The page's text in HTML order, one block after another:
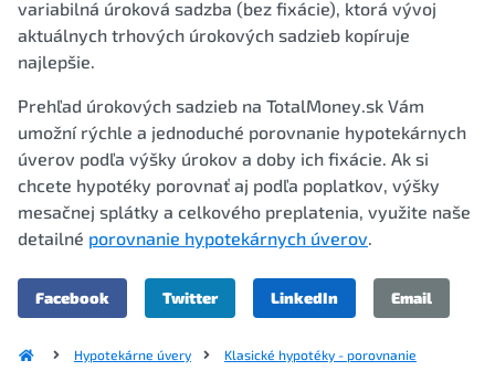
variabilná úroková sadzba (bez fixácie), ktorá vývoj
aktuálnych trhových úrokových sadzieb kopíruje
najlepšie.
Prehľad úrokových sadzieb na TotalMoney.sk Vám
umožní rýchle a jednoduché porovnanie hypotekárnych
úverov podľa výšky úrokov a doby ich fixácie. Ak si
chcete hypotéky porovnať aj podľa poplatkov, výšky
mesačnej splátky a celkového preplatenia, využite naše
detailné porovnanie hypotekárnych úverov.
Facebook Twitter LinkedIn Email
Hypotekárne úvery
Klasické hypotéky - porovnanie